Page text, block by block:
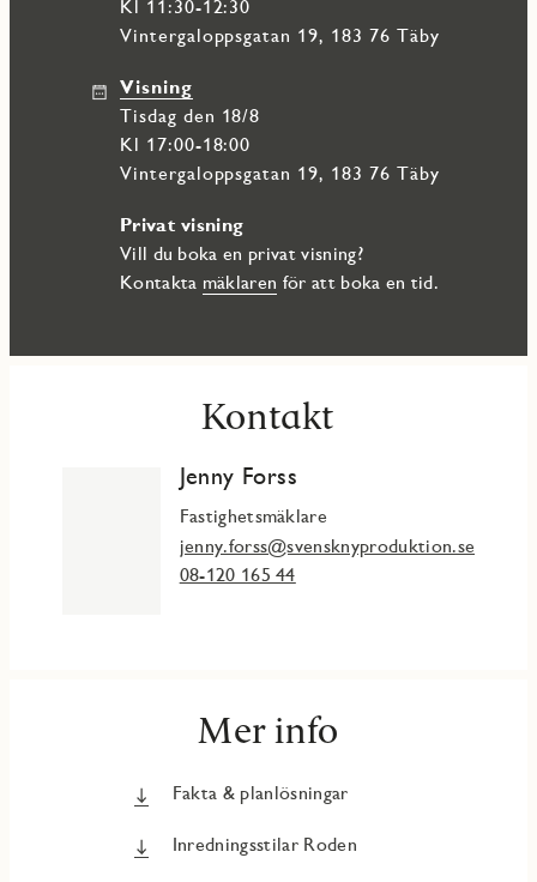
flertal inne och utomhusgym. Det finns även gott om fina
naturområden i Täby som tex Rönningesjön med bad och
som är en levande lantbruks- och kulturby, Stolpaskogen
som är Täbys största naturparksområde eller Värtans
strandpromenad och området kring Viggbyholms gård.
Välkommen till Täby och den nya levande stadsdelen Täby
Kl 11:30-12:30
Vintergaloppsgatan 19, 183 76 Täby
Visning
tisdag den 18/8
Kl 17:00-18:00
Vintergaloppsgatan 19, 183 76 Täby
Privat visning
Vill du boka en privat visning?
Kontakta mäklaren för att boka en tid.
Kontakt
Jenny Forss
Fastighetsmäklare
jenny.forss@svensknyproduktion.se
08-120 165 44
Mer info
Fakta & planlösningar
Inredningsstilar Roden